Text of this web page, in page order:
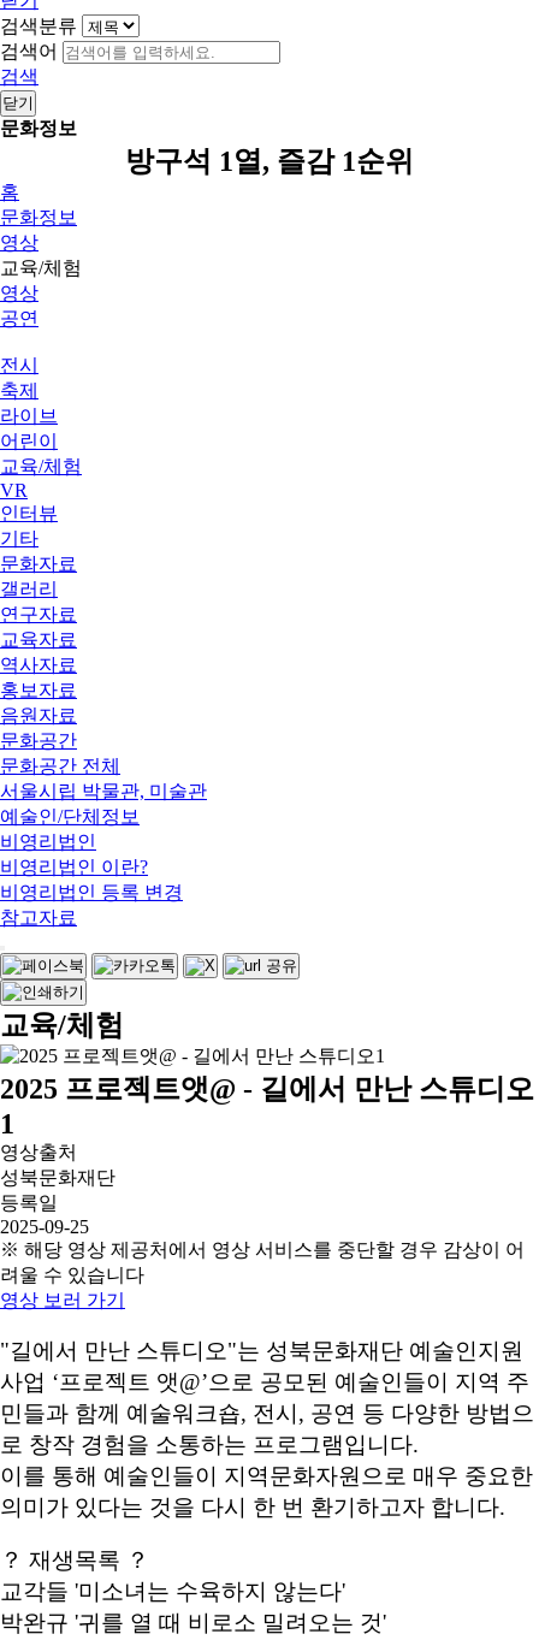
검색분류
검색어
검색
닫기
문화정보
방구석 1열, 즐감 1순위
홈
문화정보
영상
교육/체험
영상
공연
전시
축제
라이브
어린이
교육/체험
VR
인터뷰
기타
문화자료
갤러리
연구자료
교육자료
역사자료
홍보자료
음원자료
문화공간
문화공간 전체
서울시립 박물관, 미술관
예술인/단체정보
비영리법인
비영리법인 이란?
비영리법인 등록 변경
참고자료
교육/체험
2025 프로젝트앳@ - 길에서 만난 스튜디오
1
영상출처
성북문화재단
등록일
2025-09-25
※ 해당 영상 제공처에서 영상 서비스를 중단할 경우 감상이 어
려울 수 있습니다
영상 보러 가기
"길에서 만난 스튜디오"는 성북문화재단 예술인지원
사업 ‘프로젝트 앳@’으로 공모된 예술인들이 지역 주
민들과 함께 예술워크숍, 전시, 공연 등 다양한 방법으
로 창작 경험을 소통하는 프로그램입니다.
이를 통해 예술인들이 지역문화자원으로 매우 중요한
의미가 있다는 것을 다시 한 번 환기하고자 합니다.
？ 재생목록 ？
교각들 '미소녀는 수육하지 않는다'
박완규 '귀를 열 때 비로소 밀려오는 것'